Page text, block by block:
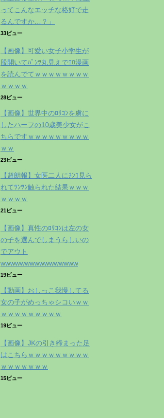
ってこんなエッチな格好で走
るんですか…？」
33ビュー
【画像】可愛い女子小学生が
股開いてﾊﾟﾝﾂ丸見えでｴﾛ漫画
を読んでてｗｗｗｗｗｗｗｗ
ｗｗｗｗ
28ビュー
【画像】世界中のﾛﾘｺﾝを虜に
したハーフの10歳美少女がこ
ちらですｗｗｗｗｗｗｗｗｗ
ｗｗ
23ビュー
【超朗報】女医二人にﾁﾝｺ見ら
れてﾂﾝﾂﾝ触られた結果ｗｗｗ
ｗｗｗｗ
21ビュー
【画像】真性のﾛﾘｺﾝは左の女
の子を選んでしまうらしいの
でアウト
wwwwwwwwwwwwwwww
19ビュー
【動画】おしっこ我慢してる
女の子がめっちゃシコいｗｗ
ｗｗｗｗｗｗｗｗｗ
19ビュー
【画像】JKの引き締まった足
はこちらｗｗｗｗｗｗｗｗｗ
ｗｗｗｗｗｗｗ
15ビュー